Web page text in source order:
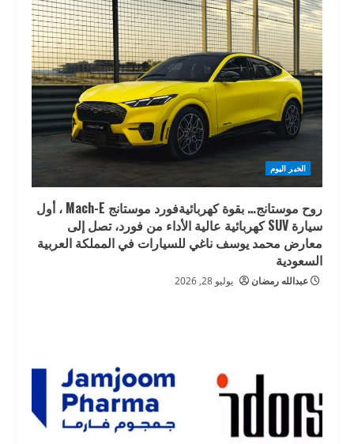
الخبر اليوم
روح موستانج… بقوة كهربائيةفورد موستانج Mach-E ، أول
سيارة SUV كهربائية عالية الأداء من فورد، تصل إلى
معارض محمد يوسف ناغي للسيارات في المملكة العربية
السعودية
عبدالله رمضان يوليو 28, 2026